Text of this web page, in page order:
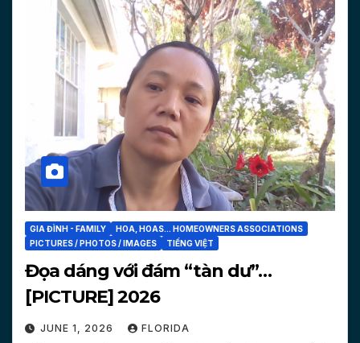
GIA ĐÌNH - FAMILY
HOA, HOAS... HOMEOWNERS ASSOCIATIONS
PICTURES / PHOTOS / IMAGES
TIẾNG VIỆT
Đọa dáng với đám “tàn dư”…
[PICTURE] 2026
JUNE 1, 2026 FLORIDA